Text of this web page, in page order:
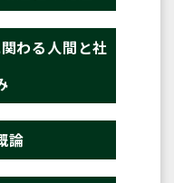
わる人間と社
論